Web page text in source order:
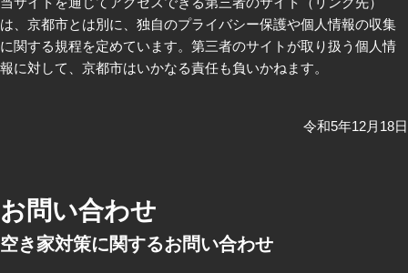
は、京都市とは別に、独自のプライバシー保護や個人情報の収集
に関する規程を定めています。第三者のサイトが取り扱う個人情
報に対して、京都市はいかなる責任も負いかねます。
令和5年12月18日
お問い合わせ
空き家対策に関するお問い合わせ